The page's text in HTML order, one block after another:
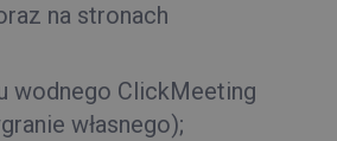
na stronach
wodnego ClickMeeting
własnego);